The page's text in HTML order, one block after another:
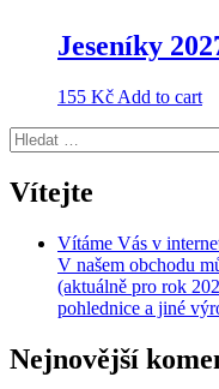
Jeseníky
155 Kč Add to cart
Hledat:
Vítejte
Vítáme Vás v
V našem obchodu
(aktuálně pro rok
pohlednice a jiné
Nejnovější